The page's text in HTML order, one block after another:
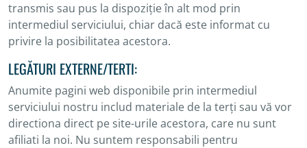
transmis sau pus la dispoziție în alt mod prin
intermediul serviciului, chiar dacă este informat cu
privire la posibilitatea acestora.
LEGĂTURI EXTERNE/TERTI:
Anumite pagini web disponibile prin intermediul
serviciului nostru includ materiale de la terți sau vă vor
directiona direct pe site-urile acestora, care nu sunt
afiliati la noi. Nu suntem responsabili pentru